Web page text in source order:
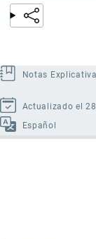
Notas
Actualizado el
Español